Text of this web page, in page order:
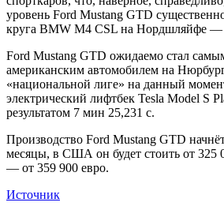
уровень Ford Mustang GTD
круга BMW M4 CSL на Нордшляйфе —
Ford Mustang GTD ожидаемо стал
американским автомобилем на
«национальной лиге» на данный
электрический лифтбек Tesla Model S
результатом 7 мин 25,231 с.
Производство Ford Mustang GTD
месяцы, в США он будет стоить от 325
— от 359 900 евро.
Источник